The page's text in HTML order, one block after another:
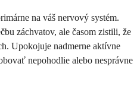
na váš nervový systém.
záchvatov, ale časom zistili, že
Upokojuje nadmerne aktívne
nepohodlie alebo nesprávne